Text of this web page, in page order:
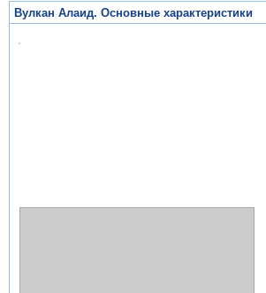
Вулкан Алаид. Основные характеристики